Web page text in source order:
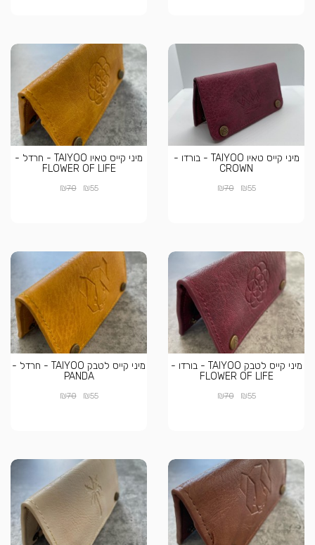
מיני קייס טאיו TAIYOO - בורדו -
CROWN
₪55
₪70
מיני קייס טאיו TAIYOO - חרדל -
FLOWER OF LIFE
₪55
₪70
מיני קייס לטבק TAIYOO - בורדו -
FLOWER OF LIFE
₪55
₪70
מיני קייס לטבק TAIYOO - חרדל -
PANDA
₪55
₪70